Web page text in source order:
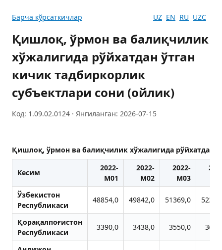
Барча кўрсаткичлар UZ EN RU UZC
Қишлоқ, ўрмон ва балиқчилик
хўжалигида рўйхатдан ўтган
кичик тадбиркорлик
субъектлари сони (ойлик)
Код: 1.09.02.0124 · Янгиланган: 2026-07-15
Қишлоқ, ўрмон ва балиқчилик хўжалигида рўйхатдан
Кесим
2022-
M01
2022-
M02
2022-
M03
Ўзбекистон
Республикаси
48854,0 49842,0 51369,0
Қорақалпоғистон
Республикаси
3390,0 3438,0 3550,0